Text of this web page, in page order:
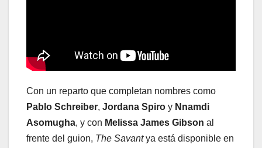
Con un reparto que completan nombres como
Pablo Schreiber, Jordana Spiro y Nnamdi
Asomugha, y con Melissa James Gibson al
frente del guion, The Savantya está disponible en